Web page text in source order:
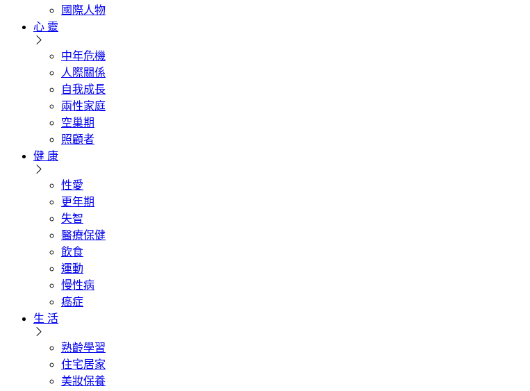
國際人物
心 靈
中年危機
人際關係
自我成長
兩性家庭
空巢期
照顧者
健 康
性愛
更年期
失智
醫療保健
飲食
運動
慢性病
癌症
生 活
熟齡學習
住宅居家
美妝保養